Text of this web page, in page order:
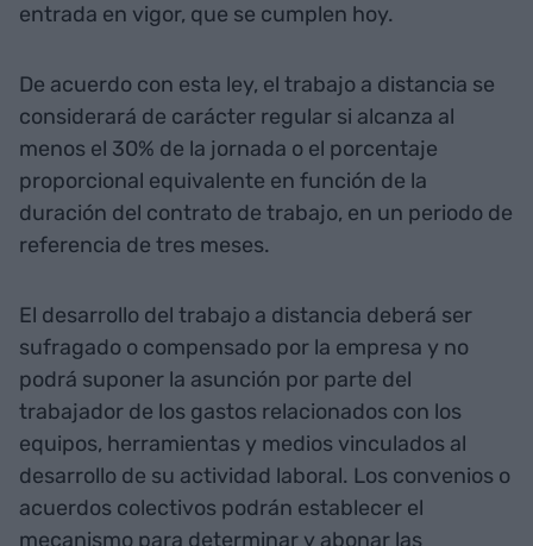
entrada en vigor, que se cumplen hoy.
De acuerdo con esta ley, el trabajo a distancia se
considerará de carácter regular si alcanza al
menos el 30% de la jornada o el porcentaje
proporcional equivalente en función de la
duración del contrato de trabajo, en un periodo de
referencia de tres meses.
El desarrollo del trabajo a distancia deberá ser
sufragado o compensado por la empresa y no
podrá suponer la asunción por parte del
trabajador de los gastos relacionados con los
equipos, herramientas y medios vinculados al
desarrollo de su actividad laboral. Los convenios o
acuerdos colectivos podrán establecer el
mecanismo para determinar y abonar las